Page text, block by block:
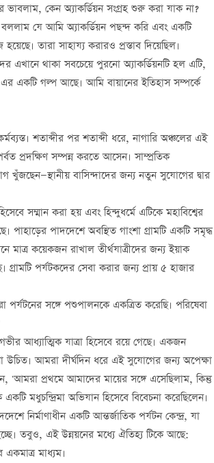
ভাবলাম, কেন অ্যাকর্ডিয়ন সংগ্রহ শুরু করা যাক না?
যে আমি অ্যাকর্ডিয়ন পছন্দ করি এবং একটি
তারা সাহায্য করারও প্রস্তাব দিয়েছিল।
এখানে থাকা সবচেয়ে পুরনো অ্যাকর্ডিয়নটি হল এটি,
একটি গল্প আছে। আমি বায়ানের ইতিহাস সম্পর্কে
শতাব্দীর পর শতাব্দী ধরে, নাগারি অঞ্চলের এই
প্রদক্ষিণ সম্পন্ন করতে আসেন। সাম্প্রতিক
বাসিন্দাদের জন্য নতুন সুযোগের দ্বার
সম্মান করা হয় এবং হিন্দুধর্মে এটিকে মহাবিশ্বের
পাহাড়ের পাদদেশে অবস্থিত গাংশা গ্রামটি একটি সমৃদ্ধ
মাত্র কয়েকজন রাখাল তীর্থযাত্রীদের জন্য ইয়াক
পর্যটকদের সেবা করার জন্য প্রায় ৫ হাজার
সঙ্গে পশুপালনকে একত্রিত করেছি। পরিষেবা
আধ্যাত্মিক যাত্রা হিসেবে রয়ে গেছে। একজন
আমরা দীর্ঘদিন ধরে এই সুযোগের জন্য অপেক্ষা
প্রথমে আমাদের মায়ের সঙ্গে এসেছিলাম, কিন্তু
মধুচন্দ্রিমা অভিযান হিসেবে বিবেচনা করেছিলেন।
নির্মাণাধীন একটি আন্তর্জাতিক পর্যটন কেন্দ্র, যা
তবুও, এই উন্নয়নের মধ্যে ঐতিহ্য টিকে আছে:
মাধ্যম।